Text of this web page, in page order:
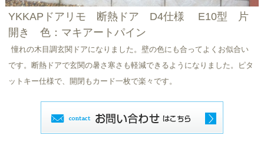
YKKAPドアリモ 断熱ドア D4仕様 E10型 片
開き 色：マキアートパイン
憧れの木目調玄関ドアになりました。壁の色にも合ってよくお似合い
です。断熱ドアで玄関の暑さ寒さも軽減できるようになりました。ピタ
ットキー仕様で、開閉もカード一枚で楽々です。